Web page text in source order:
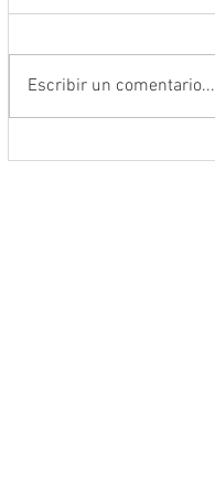
Escribir un comentario...